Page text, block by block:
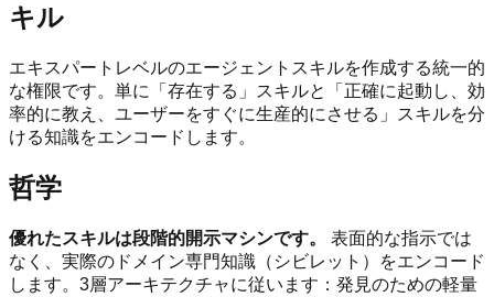
キル
エキスパートレベルのエージェントスキルを作成する統一的
な権限です。単に「存在する」スキルと「正確に起動し、効
率的に教え、ユーザーをすぐに生産的にさせる」スキルを分
ける知識をエンコードします。
哲学
優れたスキルは段階的開示マシンです。
表面的な指示では
なく、実際のドメイン専門知識（シビレット）をエンコード
します。3層アーキテクチャに従います：発見のための軽量